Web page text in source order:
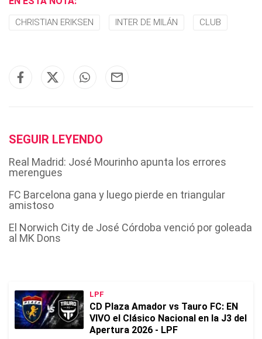
CHRISTIAN ERIKSEN INTER DE MILÁN CLUB
SEGUIR LEYENDO
Real Madrid: José Mourinho apunta los errores
merengues
FC Barcelona gana y luego pierde en triangular
amistoso
El Norwich City de José Córdoba venció por goleada
al MK Dons
LPF
CD Plaza Amador vs Tauro FC: EN
VIVO el Clásico Nacional en la J3 del
Apertura 2026 - LPF